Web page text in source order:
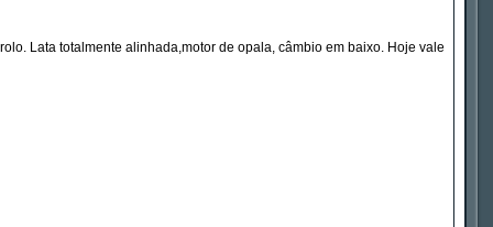
Lata totalmente alinhada,motor de opala, câmbio em baixo. Hoje vale